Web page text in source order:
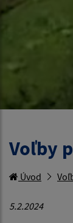
Voľby
Úvod
5.2.2024